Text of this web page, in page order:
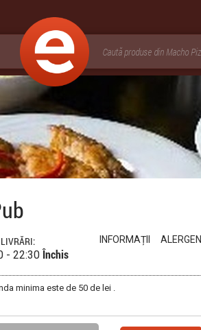
- 22:30Închis
INFORMAȚII ALERGENI
minima este de 50 de lei .